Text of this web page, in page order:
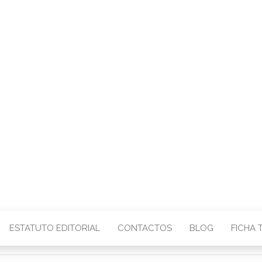
ESTATUTO EDITORIAL CONTACTOS BLOG FICHA